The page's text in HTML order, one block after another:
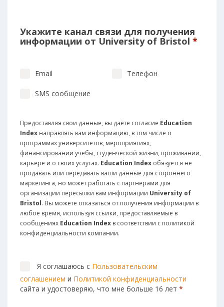
Укажите канал связи для получения
информации от University of Bristol *
Email Телефон
SMS сообщение
Предоставляя свои данные, вы даёте согласие Education
Index направлять вам информацию, в том числе о
программах университетов, мероприятиях,
финансировании учебы, студенческой жизни, проживании,
карьере и о своих услугах. Education Index обязуется не
продавать или передавать ваши данные для стороннего
маркетинга, но может работать с партнерами для
организации пересылки вам информации University of
Bristol. Вы можете отказаться от получения информации в
любое время, используя ссылки, предоставляемые в
сообщениях Education Index в соответствии с политикой
конфиденциальности компании.
Я соглашаюсь с Пользовательским
соглашением и Политикой конфиденциальности
сайта и удостоверяю, что мне больше 16 лет *